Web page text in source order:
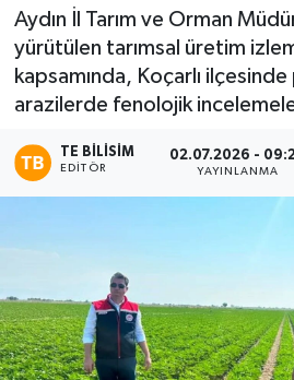
Aydın İl Tarım ve Orman
yürütülen tarımsal üretim
kapsamında, Koçarlı
arazilerde fenolojik
TE BILISIM
EDITÖR
02.07.2026 -
YAYINLANMA
Haber Arşivi